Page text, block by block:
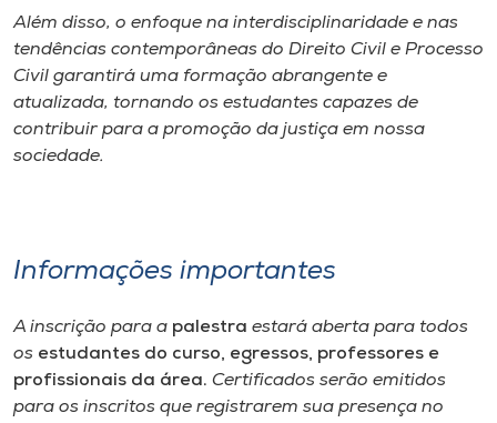
A+
A-
Além disso, o enfoque na interdisciplinaridade e nas
tendências contemporâneas do Direito Civil e Processo
Civil garantirá uma formação abrangente e
atualizada, tornando os estudantes capazes de
contribuir para a promoção da justiça em nossa
sociedade.
Informações importantes
A inscrição para a palestra estará aberta para todos
os estudantes do curso, egressos, professores e
profissionais da área. Certificados serão emitidos
para os inscritos que registrarem sua presença no